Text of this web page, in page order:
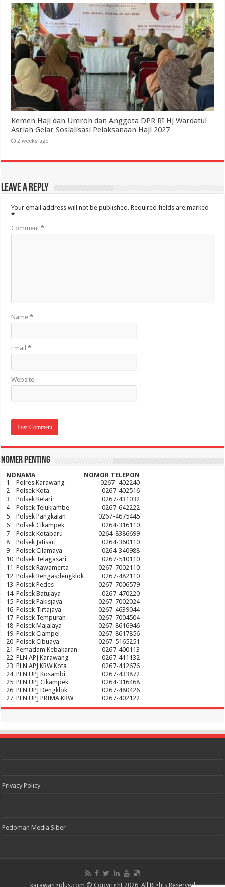
Kemen Haji dan Umroh dan Anggota DPR RI Hj Wardatul
Asriah Gelar Sosialisasi Pelaksanaan Haji 2027
2 weeks ago
Leave a Reply
Your email address will not be published. Required fields are marked
*
Comment*
Name*
Email*
Website
Nomer Penting
NONAMA
NOMOR TELEPON
1
Polres Karawang
0267- 402240
2
Polsek Kota
0267-402516
3
Polsek Kelari
0267-431032
4
Polsek Telukjambe
0267-642222
5
Polsek Pangkalan
0267-4675445
6
Polsek Cikampek
0264-316110
7
Polsek Kotabaru
0264-8386699
8
Polsek Jatisari
0264-360110
9
Polsek Cilamaya
0264-340988
10 Polsek Telagasari
0267-510110
11 Polsek Rawamerta
0267-7002110
12 Polsek Rengasdengklok
0267-482110
13 Polsek Pedes
0267-7006579
14 Polsek Batujaya
0267-470220
15 Polsek Pakisjaya
0267-7002024
16 Polsek Tirtajaya
0267-4639044
17 Polsek Tempuran
0267-7004504
18 Polsek Majalaya
0267-8616946
19 Polsek Ciampel
0267-8617856
20 Polsek Cibuaya
0267-5165251
21 Pemadam Kebakaran
0267-400113
22 PLN APJ Karawang
0267-411132
23 PLN APJ KRW Kota
0267-412676
24 PLN UPJ Kosambi
0267-433872
25 PLN UPJ Cikampek
0264-316468
26 PLN UPJ Dengklok
0267-480426
27 PLN UPJ PRIMA KRW 0267-402122
Privacy Policy
Pedoman Media Siber
karawangplus.com © Copyright 2026, All Rights Reserved